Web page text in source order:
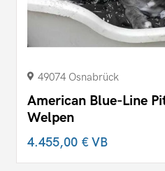
49074 Osnabrück
American Blue-Line
Welpen
4.455,00 €VB